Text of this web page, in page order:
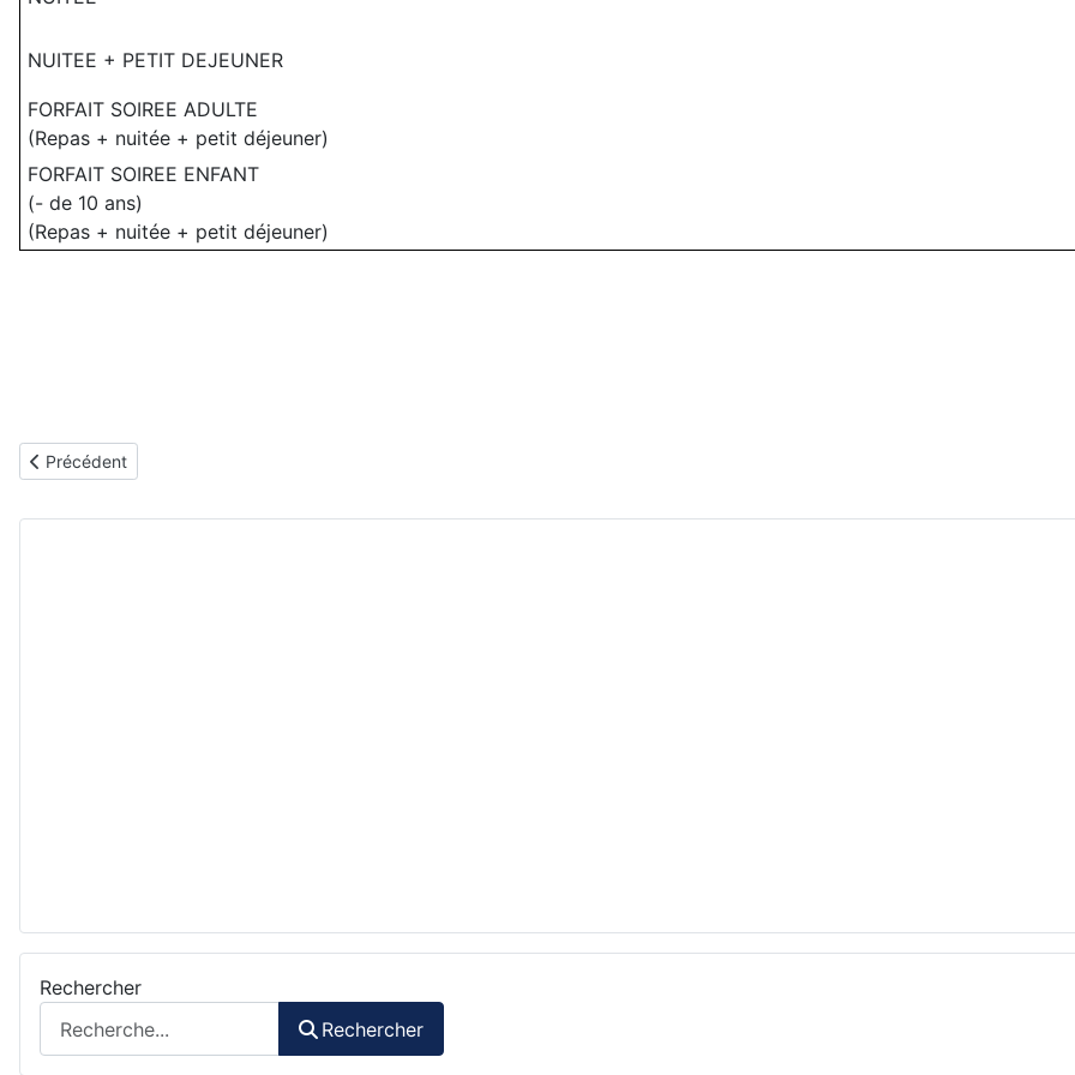
NUITEE + PETIT DEJEUNER
FORFAIT SOIREE ADULTE
(Repas + nuitée + petit déjeuner)
FORFAIT SOIREE ENFANT
(- de 10 ans)
(Repas + nuitée + petit déjeuner)
Article précédent : Le mot de la gardienne
Précédent
Rechercher
Rechercher